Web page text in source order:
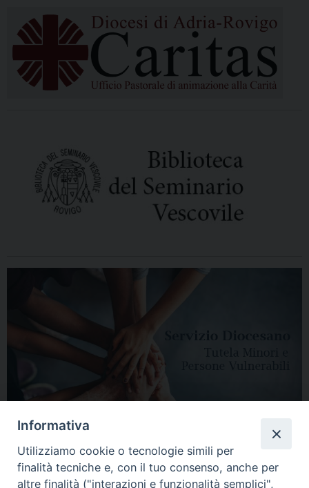
Informativa
Utilizziamo cookie o tecnologie simili per
finalità tecniche e, con il tuo consenso, anche per
altre finalità ("interazioni e funzionalità semplici",